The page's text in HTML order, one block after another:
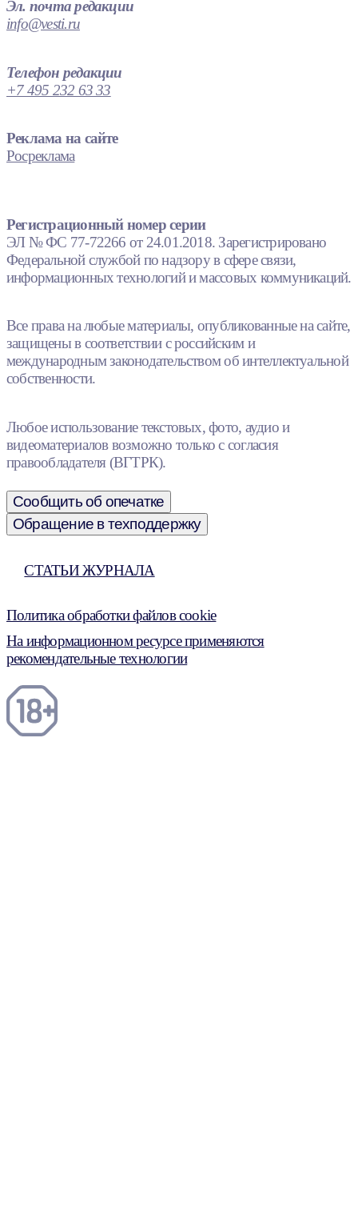
Эл. почта редакции
info@vesti.ru
Телефон редакции
+7 495 232 63 33
Реклама на сайте
Росреклама
Регистрационный номер серии
ЭЛ № ФС 77-72266 от 24.01.2018. Зарегистрировано
Федеральной службой по надзору в сфере связи,
информационных технологий и массовых коммуникаций.
Все права на любые материалы, опубликованные на сайте,
защищены в соответствии с российским и
международным законодательством об интеллектуальной
собственности.
Любое использование текстовых, фото, аудио и
видеоматериалов возможно только с согласия
правообладателя (ВГТРК).
Сообщить об опечатке
Обращение в техподдержку
СТАТЬИ ЖУРНАЛА
Политика обработки файлов cookie
На информационном ресурсе применяются
рекомендательные технологии